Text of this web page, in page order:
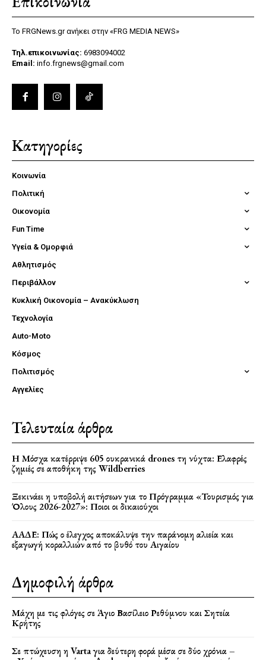
Το FRGNews.gr ανήκει στην «FRG MEDIA NEWS»
Τηλ.επικοινωνίας: 6983094002
Email: info.frgnews@gmail.com
Κατηγορίες
Κοινωνία
Πολιτική
Οικονομία
Fun Time
Υγεία & Ομορφιά
Αθλητισμός
Περιβάλλον
Κυκλική Οικονομία – Ανακύκλωση
Τεχνολογία
Auto-Moto
Κόσμος
Πολιτισμός
Αγγελίες
Τελευταία άρθρα
Η Μόσχα κατέρριψε 605 ουκρανικά drones τη νύχτα: Ελαφρές
ζημιές σε αποθήκη της Wildberries
Ξεκινάει η υποβολή αιτήσεων για το Πρόγραμμα «Τουρισμός για
Όλους 2026-2027»: Ποιοι οι δικαιούχοι
ΑΑΔΕ: Πώς ο έλεγχος αποκάλυψε την παράνομη αλιεία και
εξαγωγή κοραλλιών από το βυθό του Αιγαίου
Δημοφιλή άρθρα
Μάχη με τις φλόγες σε Άγιο Βασίλειο Ρεθύμνου και Σητεία
Κρήτης
Σε πτώχευση η Varta για δεύτερη φορά μέσα σε δύο χρόνια –